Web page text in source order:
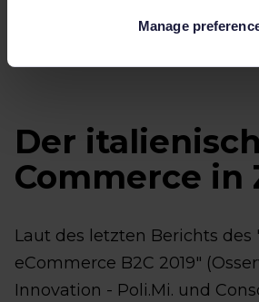
Manage
Der
Commerce in
Laut des letzten Berichts des
eCommerce B2C 2019"
Innovation - Poli.Mi. und